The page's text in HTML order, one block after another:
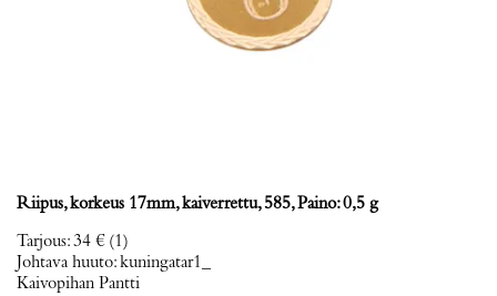
Riipus, korkeus 17mm, kaiverrettu, 585, Paino: 0,5 g
Tarjous:34 € (1)
Johtava huuto:kuningatar1_
Kaivopihan Pantti